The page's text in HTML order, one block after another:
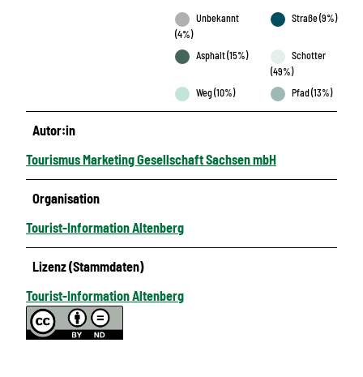
Unbekannt
(4%)
Straße (9%)
Asphalt (15%)
Schotter
(49%)
Weg (10%)
Pfad (13%)
Autor:in
Tourismus Marketing Gesellschaft Sachsen mbH
Organisation
Tourist-Information Altenberg
Lizenz (Stammdaten)
Tourist-Information Altenberg